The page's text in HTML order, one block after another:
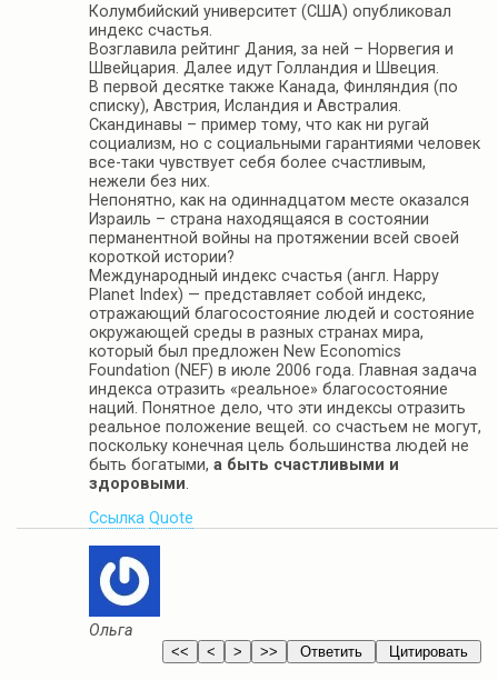
Колумбийский университет (США) опубликовал
индекс счастья.
Возглавила рейтинг Дания, за ней – Норвегия и
Швейцария. Далее идут Голландия и Швеция.
В первой десятке также Канада, Финляндия (по
списку), Австрия, Исландия и Австралия.
Скандинавы – пример тому, что как ни ругай
социализм, но с социальными гарантиями человек
все-таки чувствует себя более счастливым,
нежели без них.
Непонятно, как на одиннадцатом месте оказался
Израиль – страна находящаяся в состоянии
перманентной войны на протяжении всей своей
короткой истории?
Международный индекс счастья (англ. Happy
Planet Index) — представляет собой индекс,
отражающий благосостояние людей и состояние
окружающей среды в разных странах мира,
который был предложен New Economics
Foundation (NEF) в июле 2006 года. Главная задача
индекса отразить «реальное» благосостояние
наций. Понятное дело, что эти индексы отразить
реальное положение вещей. со счастьем не могут,
поскольку конечная цель большинства людей не
быть богатыми, а быть счастливыми и
здоровыми.
Ссылка Quote
Ольга